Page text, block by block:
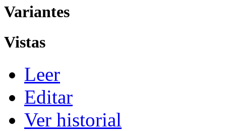
Variantes
Vistas
Leer
Editar
Ver historial